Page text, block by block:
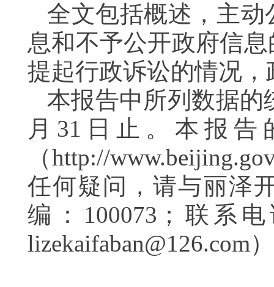
全文包括概述，主
息和不予公开政府信
提起行政诉讼的情况
本报告中所列数据的
月 31 日止。本报告
（http://
任何疑问，请与丽泽
编： 100073 ； 联系
lizekaifaban@126.com